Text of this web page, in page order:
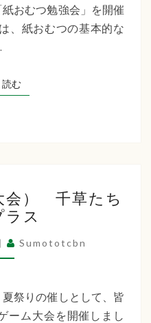
おむつ勉強会」を開催
、紙おむつの基本的な
読むもっと読む
ゲ
大
）
会） 千草たち
ラス
Sumototcbn
祭りの催しとして、皆
ーム大会を開催しまし